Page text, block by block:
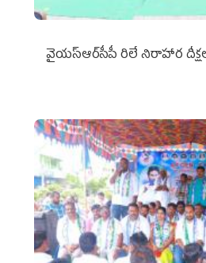
వైయ‌స్ఆర్‌సీపీ రిలే నిరాహార